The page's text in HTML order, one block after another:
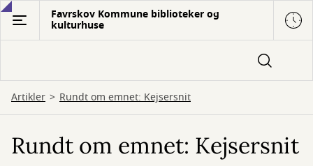
Gå
hovedindhold
Favrskov Kommune biblioteker og
kulturhuse
Artikler Rundt om emnet: Kejsersnit
Rundt om emnet: Kejsersnit